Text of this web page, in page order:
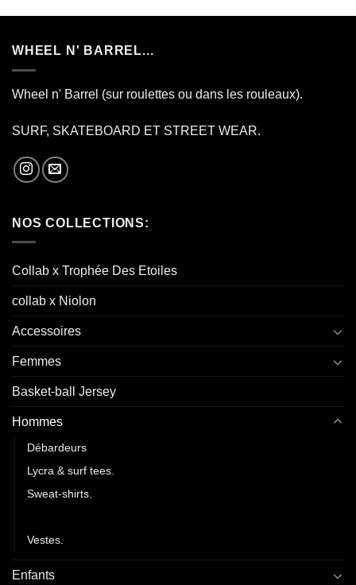
WHEEL N' BARREL...
Wheel n' Barrel (sur roulettes ou dans les rouleaux).
SURF, SKATEBOARD ET STREET WEAR.
NOS COLLECTIONS:
Collab x Trophée Des Etoiles
collab x Niolon
Accessoires
Femmes
Basket-ball Jersey
Hommes
Débardeurs
Lycra & surf tees.
Sweat-shirts.
Vestes.
Enfants